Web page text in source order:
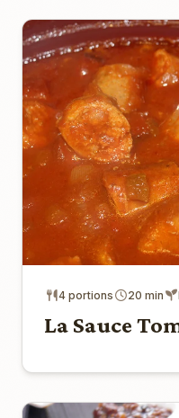
4 portions 20 min
La Sauce